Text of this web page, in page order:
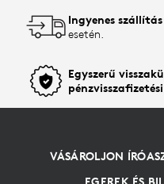
Ingyenes szállítás
esetén.
Egyszerű
VÁSÁROLJON